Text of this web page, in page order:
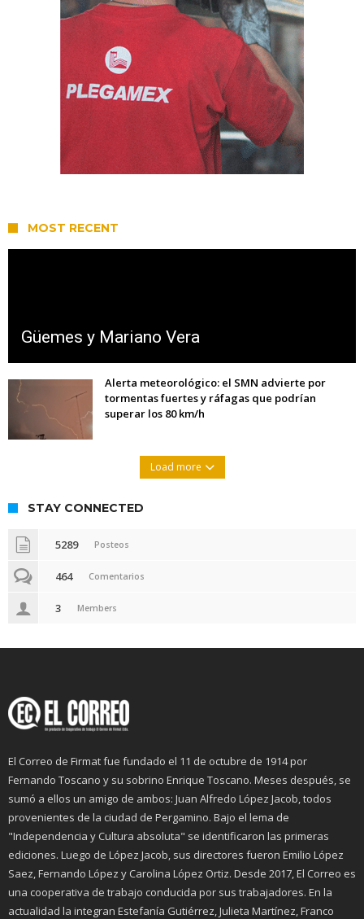
MOST RECENT
Güemes y Mariano Vera
Alerta meteorológico: el SMN advierte por
tormentas fuertes y ráfagas que podrían
superar los 80 km/h
Load more
STAY CONNECTED
5289 Posteos
464 Comentarios
3 Members
El Correo de Firmat fue fundado el 11 de octubre de 1914 por
Fernando Toscano y su sobrino Enrique Toscano. Meses después, se
sumó a ellos un amigo de ambos: Juan Alfredo López Jacob, todos
provenientes de la ciudad de Pergamino. Bajo el lema de
"Independencia y Cultura absoluta" se identificaron las primeras
ediciones. Luego de López Jacob, sus directores fueron Emilio López
Saez, Fernando López y Carolina López Ortiz. Desde 2017, El Correo es
una cooperativa de trabajo conducida por sus trabajadores. En la
actualidad la integran Estefanía Gutiérrez, Julieta Martínez, Franco